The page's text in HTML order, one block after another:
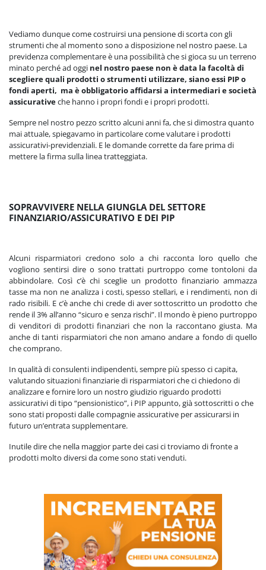
Vediamo dunquecome costruirsi una pensione di scorta con gli
strumenti che al momento sono a disposizione nel nostro paese. La
previdenza complementare è una possibilità che si gioca su un terreno
minato perché ad oggi nel nostro paese non è data la facoltà di
scegliere quali prodotti o strumenti utilizzare, siano essi PIP o
fondi aperti, ma è obbligatorio affidarsi a intermediari e società
assicurativeche hanno i propri fondi e i propri prodotti.
Sempre nel nostro pezzo scritto alcuni anni fa, che si dimostra quanto
mai attuale, spiegavamo in particolare come valutare i prodotti
assicurativi-previdenziali. E le domande corrette da fare prima di
mettere la firma sulla linea tratteggiata.
SOPRAVVIVERE NELLA GIUNGLA DEL SETTORE
FINANZIARIO/ASSICURATIVO E DEI PIP
Alcuni risparmiatori credono solo a chi racconta loro quello che
vogliono sentirsi dire o sono trattati purtroppo come tontoloni da
abbindolare. Così c’è chi sceglie un prodotto finanziario ammazza
tasse ma non ne analizza i costi, spesso stellari, e i rendimenti, non di
rado risibili. E c’è anche chi crede di aver sottoscritto un prodotto che
rende il 3% all’anno “sicuro e senza rischi”. Il mondo è pieno purtroppo
di venditori di prodotti finanziari che non la raccontano giusta. Ma
anche di tanti risparmiatori che non amano andare a fondo di quello
che comprano.
In qualità di consulenti indipendenti, sempre più spesso ci capita,
valutando situazioni finanziarie di risparmiatori che ci chiedono di
analizzare e fornire loro un nostro giudizio riguardo prodotti
assicurativi di tipo “pensionistico”, i PIP appunto, già sottoscritti o che
sono stati proposti dalle compagnie assicurative per assicurarsi in
futuro un’entrata supplementare.
Inutile dire che nella maggior parte dei casi ci troviamo di fronte a
prodotti molto diversi da come sono stati venduti.